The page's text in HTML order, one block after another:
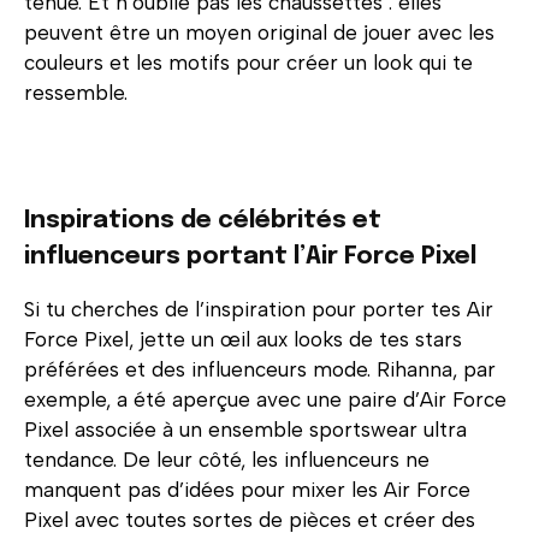
peuvent être un moyen original de jouer avec les
couleurs et les motifs pour créer un look qui te
ressemble.
Inspirations de célébrités et
influenceurs portant l’Air Force Pixel
Si tu cherches de l’inspiration pour porter tes Air
Force Pixel, jette un œil aux looks de tes stars
préférées et des influenceurs mode. Rihanna, par
exemple, a été aperçue avec une paire d’Air Force
Pixel associée à un ensemble sportswear ultra
tendance. De leur côté, les influenceurs ne
manquent pas d’idées pour mixer les Air Force
Pixel avec toutes sortes de pièces et créer des